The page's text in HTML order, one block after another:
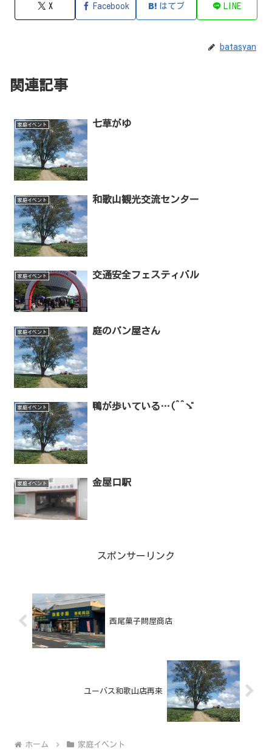
X Facebook はてブ LINE
batasyan
関連記事
家庭イベント 七草がゆ
家庭イベント 和歌山観光交流センター
家庭イベント 交通安全フェスティバル
家庭イベント 庭のパン屋さん
家庭イベント 鴨が歩いている…(^^ゞ
家庭イベント 金屋口駅
スポンサーリンク
西尾菓子問屋商店
ユーバス和歌山店再来
ホーム 家庭イベント